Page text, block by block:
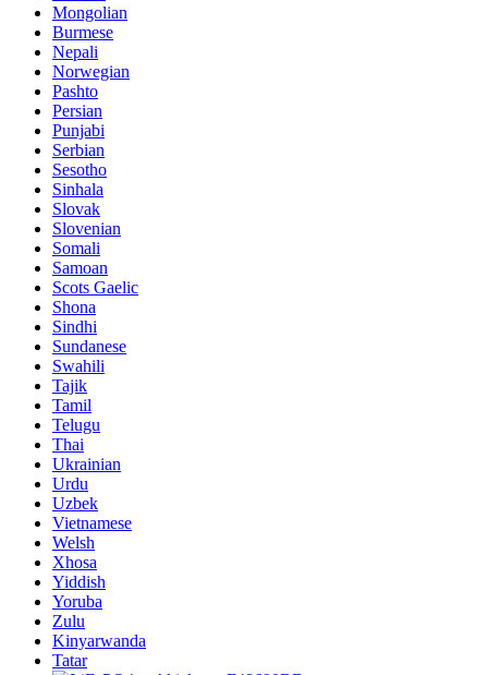
Mongolian
Burmese
Nepali
Norwegian
Pashto
Persian
Punjabi
Serbian
Sesotho
Sinhala
Slovak
Slovenian
Somali
Samoan
Scots Gaelic
Shona
Sindhi
Sundanese
Swahili
Tajik
Tamil
Telugu
Thai
Ukrainian
Urdu
Uzbek
Vietnamese
Welsh
Xhosa
Yiddish
Yoruba
Zulu
Kinyarwanda
Tatar